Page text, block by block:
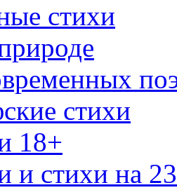
стихи
стихи
18+
и стихи на